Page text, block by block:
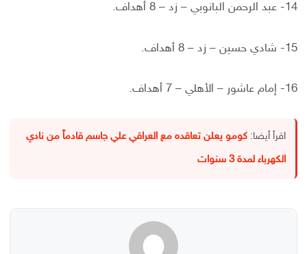
14- عبد الرحمن البانوبي – زد – 8 أهداف.
15- شادي حسين – زد – 8 أهداف.
16- إمام عاشور – الأهلي – 7 أهداف.
اقرأ أيضا: كومو يعلن تعاقده مع العراقي علي جاسم قادماً من نادي
الكهرباء لمدة 3 سنوات